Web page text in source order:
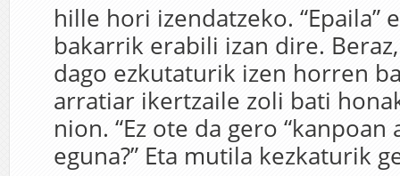
hille hori izendatzeko. “Epaila”
bakarrik erabili izan dire.
dago ezkutaturik izen horren
arratiar ikertzaile zoli bati
nion. “Ez ote da gero “kanpoan
eguna?” Eta mutila kezkaturik